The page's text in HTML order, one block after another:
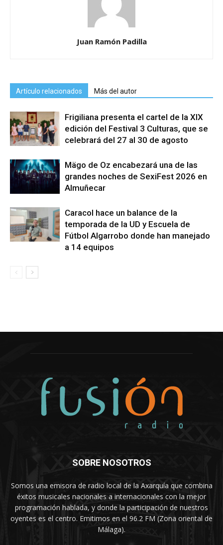
Juan Ramón Padilla
Artículo relacionados Más del autor
Frigiliana presenta el cartel de la XIX
edición del Festival 3 Culturas, que se
celebrará del 27 al 30 de agosto
Mägo de Oz encabezará una de las
grandes noches de SexiFest 2026 en
Almuñecar
Caracol hace un balance de la
temporada de la UD y Escuela de
Fútbol Algarrobo donde han manejado
a 14 equipos
SOBRE NOSOTROS
Somos una emisora de radio local de la Axarquía que combina
éxitos musicales nacionales a internacionales con la mejor
programación hablada, y donde la participación de nuestros
oyentes es el centro. Emitimos en el 96.2 FM (Zona oriental de
Málaga).